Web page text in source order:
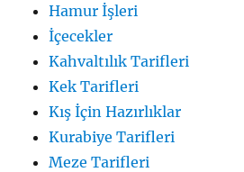
Hamur İşleri
İçecekler
Kahvaltılık Tarifleri
Kek Tarifleri
Kış İçin Hazırlıklar
Kurabiye Tarifleri
Meze Tarifleri